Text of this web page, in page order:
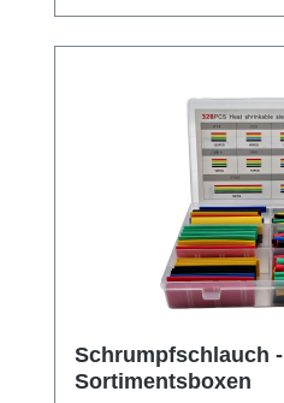
Schrumpfschlauch -
Sortimentsboxen